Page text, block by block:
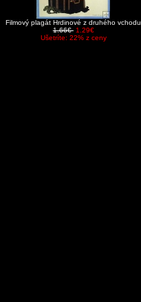
Filmový plagát Hrdinové z druhého vchodu
1.66€ 1.29€
Ušetríte: 22% z ceny